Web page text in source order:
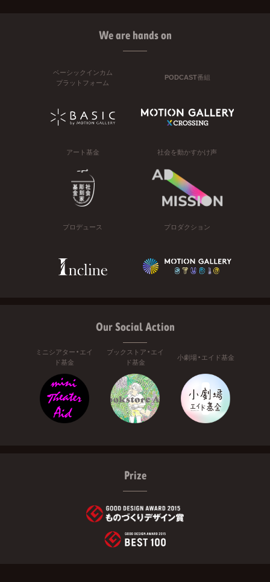
We are hands on
ベーシックインカム
プラットフォーム
PODCAST番組
アート基金 社会を動かすかけ声
プロデュース プロダクション
Our Social Action
ミニシアター・エイ
ド基金
ブックストア・エイ
ド基金
小劇場・エイド基金
Prize